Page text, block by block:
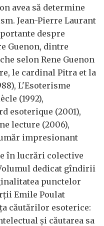
avea să determine
Jean-Pierre Laurant
despre
Guenon, dintre
selon Rene Guenon
le cardinal Pitra et la
L'Esoterisme
(1992),
esoterique (2001),
lecture (2006),
impresionant
în lucrări colective
dedicat gîndirii
punctelor
Emile Poulat
căutărilor esoterice:
şi căutarea sa